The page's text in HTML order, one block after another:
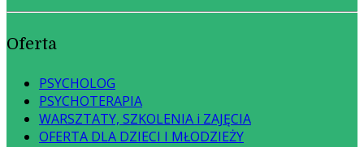
Oferta
PSYCHOLOG
PSYCHOTERAPIA
WARSZTATY, SZKOLENIA i ZAJĘCIA
OFERTA DLA DZIECI I MŁODZIEŻY